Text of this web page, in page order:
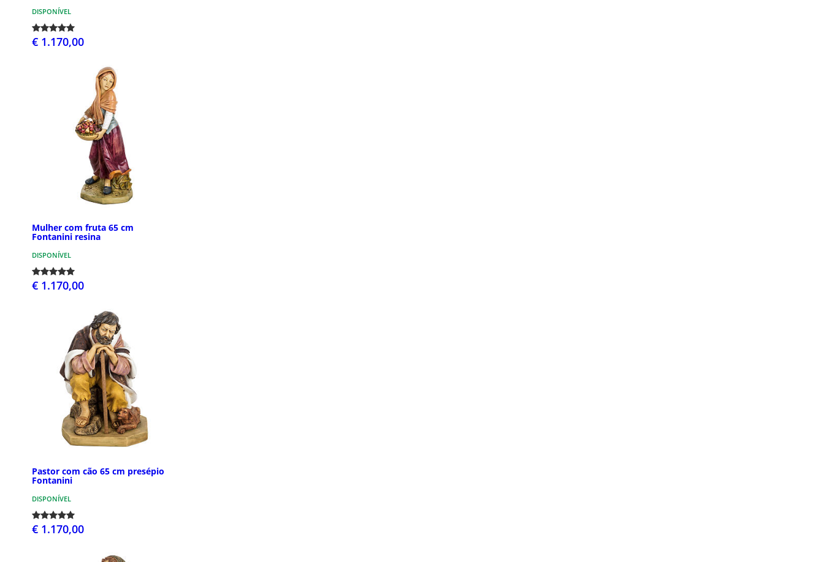
DISPONÍVEL
€ 1.170,00
Mulher com fruta 65 cm
Fontanini resina
DISPONÍVEL
€ 1.170,00
Pastor com cão 65 cm presépio
Fontanini
DISPONÍVEL
€ 1.170,00